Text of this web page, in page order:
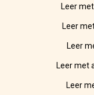
Leer
Leer
Leer
Leer met
Leer